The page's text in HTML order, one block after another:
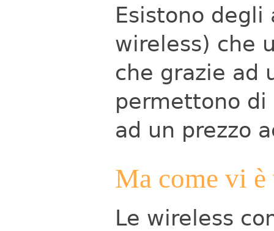
Esistono degli
wireless) che
che grazie ad
permettono
ad un prezzo
Ma come vi
Le wireless